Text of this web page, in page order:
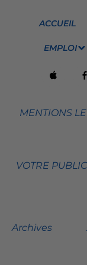
ACCUEIL
EMPLOI
MENTIONS
VOTRE
Archives